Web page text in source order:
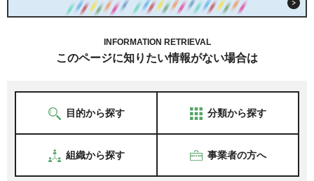
INFORMATION RETRIEVAL
このページに知りたい情報がない場合は
目的から探す 分類から探す
組織から探す 事業者の方へ